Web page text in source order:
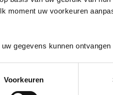
moment uw voorkeuren
uw gegevens kunnen
Voorkeuren
Meppel
23m²
2
Reageer